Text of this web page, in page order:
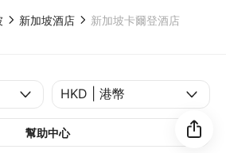
新加坡酒店 新加坡卡爾登酒店
幫助中心